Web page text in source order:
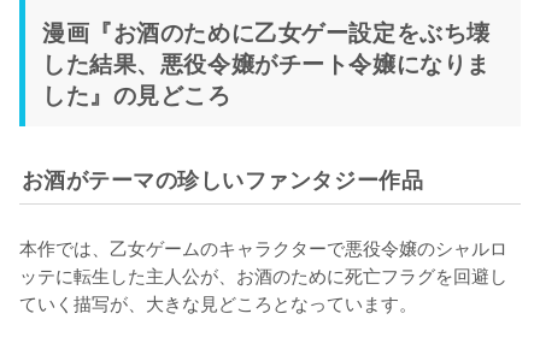
漫画『お酒のために乙女ゲー設定をぶち壊
した結果、悪役令嬢がチート令嬢になりま
した』の見どころ
お酒がテーマの珍しいファンタジー作品
本作では、乙女ゲームのキャラクターで悪役令嬢のシャルロ
ッテに転生した主人公が、お酒のために死亡フラグを回避し
ていく描写が、大きな見どころとなっています。